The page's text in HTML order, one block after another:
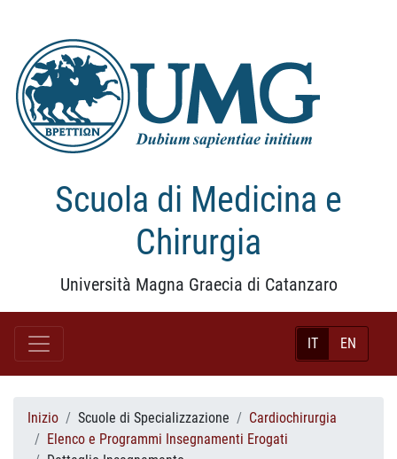
Scuola di Medicina e
Chirurgia
Università Magna Graecia di Catanzaro
IT EN
Inizio Scuole di Specializzazione
Cardiochirurgia
Elenco e Programmi Insegnamenti Erogati